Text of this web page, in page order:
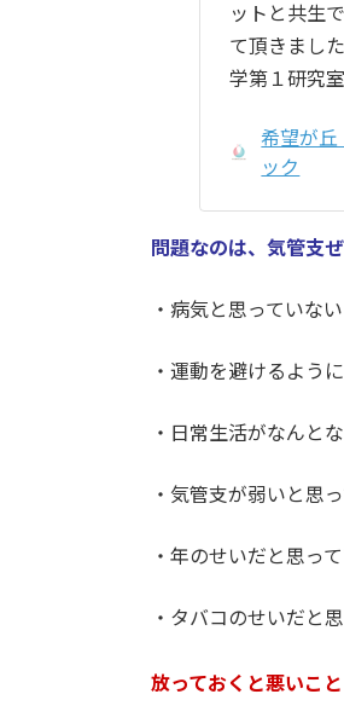
ットと共生
て頂きまし
学第１研究
希望が丘
ック
問題なのは、気管支
・病気と思っていな
・運動を避けるよう
・日常生活がなんと
・気管支が弱いと思
・年のせいだと思っ
・タバコのせいだと
放っておくと悪いこ